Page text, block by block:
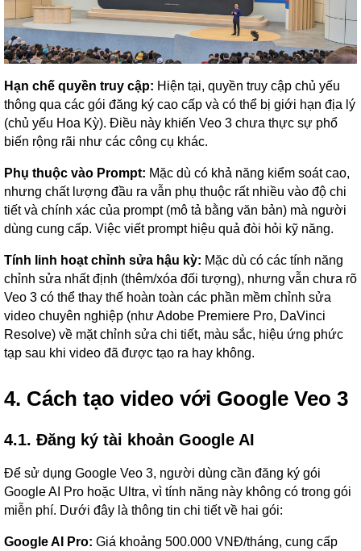
Hạn chế quyền truy cập: Hiện tại, quyền truy cập chủ yếu
thông qua các gói đăng ký cao cấp và có thể bị giới hạn địa lý
(chủ yếu Hoa Kỳ). Điều này khiến Veo 3 chưa thực sự phổ
biến rộng rãi như các công cụ khác.
Phụ thuộc vào Prompt: Mặc dù có khả năng kiểm soát cao,
nhưng chất lượng đầu ra vẫn phụ thuộc rất nhiều vào độ chi
tiết và chính xác của prompt (mô tả bằng văn bản) mà người
dùng cung cấp. Việc viết prompt hiệu quả đòi hỏi kỹ năng.
Tính linh hoạt chỉnh sửa hậu kỳ: Mặc dù có các tính năng
chỉnh sửa nhất định (thêm/xóa đối tượng), nhưng vẫn chưa rõ
Veo 3 có thể thay thế hoàn toàn các phần mềm chỉnh sửa
video chuyên nghiệp (như Adobe Premiere Pro, DaVinci
Resolve) về mặt chỉnh sửa chi tiết, màu sắc, hiệu ứng phức
tạp sau khi video đã được tạo ra hay không.
4. Cách tạo video với Google Veo 3
4.1. Đăng ký tài khoản Google AI
Để sử dụng Google Veo 3, người dùng cần đăng ký gói
Google AI Pro hoặc Ultra, vì tính năng này không có trong gói
miễn phí. Dưới đây là thông tin chi tiết về hai gói:
Google AI Pro: Giá khoảng 500.000 VNĐ/tháng, cung cấp